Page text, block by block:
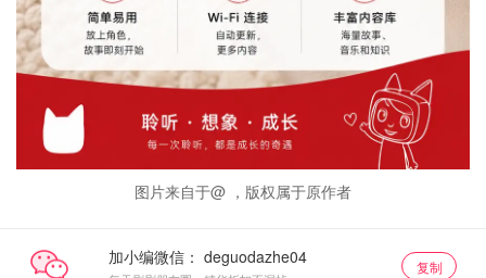
图片来自于@ ，版权属于原作者
加小编微信： 复制